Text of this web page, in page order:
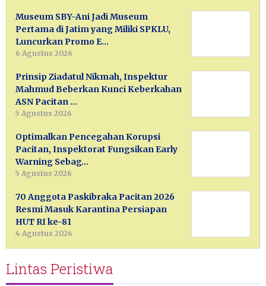
Museum SBY-Ani Jadi Museum
Pertama di Jatim yang Miliki SPKLU,
Luncurkan Promo E…
6 Agustus 2026
Prinsip Ziadatul Nikmah, Inspektur
Mahmud Beberkan Kunci Keberkahan
ASN Pacitan …
5 Agustus 2026
Optimalkan Pencegahan Korupsi
Pacitan, Inspektorat Fungsikan Early
Warning Sebag…
5 Agustus 2026
70 Anggota Paskibraka Pacitan 2026
Resmi Masuk Karantina Persiapan
HUT RI ke-81
4 Agustus 2026
Lintas Peristiwa